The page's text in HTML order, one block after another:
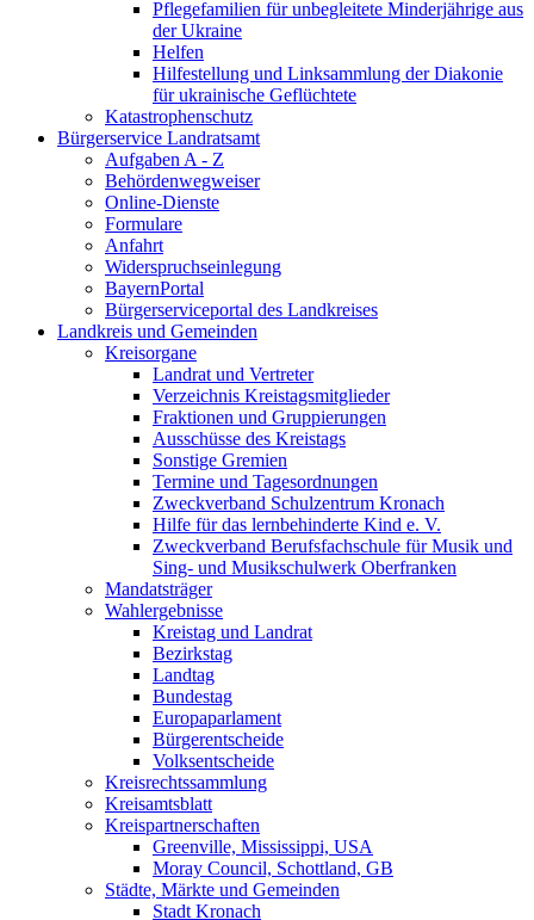
Pflegefamilien für unbegleitete Minderjährige aus
der Ukraine
Helfen
Hilfestellung und Linksammlung der Diakonie
für ukrainische Geflüchtete
Katastrophenschutz
Bürgerservice Landratsamt
Aufgaben A - Z
Behördenwegweiser
Online-Dienste
Formulare
Anfahrt
Widerspruchseinlegung
BayernPortal
Bürgerserviceportal des Landkreises
Landkreis und Gemeinden
Kreisorgane
Landrat und Vertreter
Verzeichnis Kreistagsmitglieder
Fraktionen und Gruppierungen
Ausschüsse des Kreistags
Sonstige Gremien
Termine und Tagesordnungen
Zweckverband Schulzentrum Kronach
Hilfe für das lernbehinderte Kind e. V.
Zweckverband Berufsfachschule für Musik und
Sing- und Musikschulwerk Oberfranken
Mandatsträger
Wahlergebnisse
Kreistag und Landrat
Bezirkstag
Landtag
Bundestag
Europaparlament
Bürgerentscheide
Volksentscheide
Kreisrechtssammlung
Kreisamtsblatt
Kreispartnerschaften
Greenville, Mississippi, USA
Moray Council, Schottland, GB
Städte, Märkte und Gemeinden
Stadt Kronach